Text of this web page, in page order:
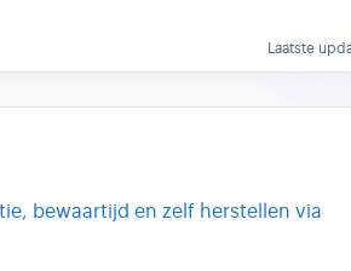
Laatste
bewaartijd en zelf herstellen via